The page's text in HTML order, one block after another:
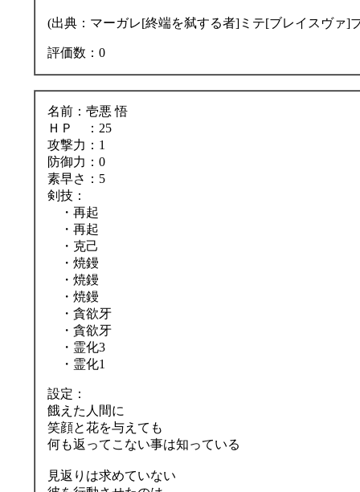
(出典：マーガレ[終端を弑する者]ミテ[ブレイスヴァ]
評価数：0
名前：壱悪 悟
ＨＰ ：25
攻撃力：1
防御力：0
素早さ：5
剣技：
・再起
・再起
・克己
・焼鏝
・焼鏝
・焼鏝
・貪欲牙
・貪欲牙
・霊化3
・霊化1
設定：
餓えた人間に
笑顔と花を与えても
何も返ってこない事は知っている
見返りは求めていない